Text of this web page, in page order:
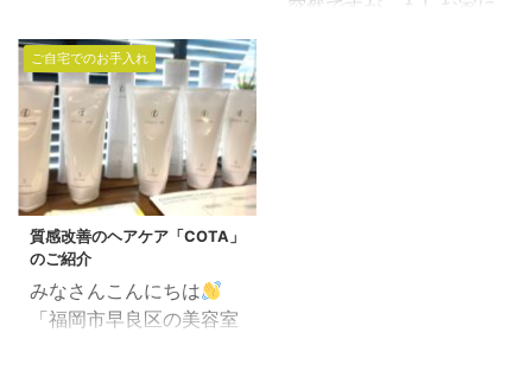
を気にしないという事は
個人的な自由でいいので
すが、 仕事となると当然
無視できないですよね
ぇ。 日頃のケアをする
か、しないかでビジュア
ル的、清潔感にも差がで
ますもんね。。 悲しい
...
以前よりも細く、乾燥し
やすくなったり、白髪が
増えたりすることに気づ
くかもしれません。 適切
なヘアケアで、これらの
エイジングサインに効果
的に対応することができ
ます。 目次 髪のエイジ
ングサインとは？ 対応
法: 基本のヘアケア 特別
なケア 日々の小さな工夫
突然ですが、もしお家に
ご自宅でのお手入れ
質感改善のヘアケア「COTA」
のご紹介
みなさんこんにちは
「福岡市早良区の美容室